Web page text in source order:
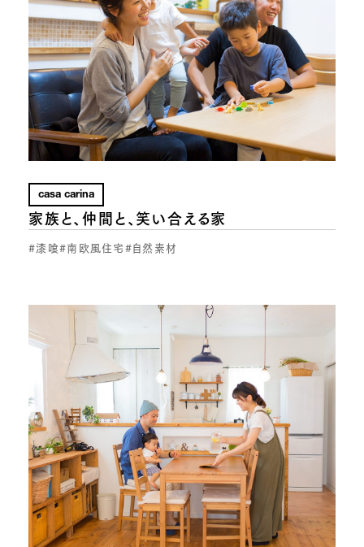
casa carina
家族と、仲間と、笑い合える家
#漆喰#南欧風住宅#自然素材